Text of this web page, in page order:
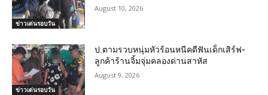
ข่าวเด่นรอบวัน
August 10, 2026
ข่าวเด่นรอบวัน
ป.ตามรวบหนุ่มหัวร้อนหนีคดีฟันเด็กเสิร์ฟ-
ลูกค้าร้านจิ้มจุ่มคลองด่านสาหัส
August 9, 2026